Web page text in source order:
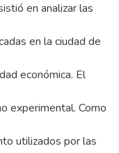
en analizar las
en la ciudad de
económica. El
experimental. Como
utilizados por las